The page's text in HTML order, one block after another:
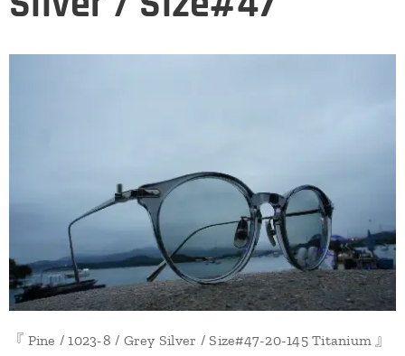
『 Pine / 1023-8 / Grey Silver / Size#47-20-145 Titanium 』